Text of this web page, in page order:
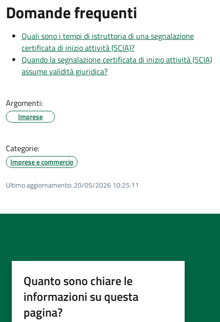
Domande frequenti
Quali sono i tempi di istruttoria di una segnalazione
certificata di inizio attività (SCIA)?
Quando la segnalazione certificata di inizio attività (SCIA)
assume validità giuridica?
Argomenti:
Imprese
Categorie:
Imprese e commercio
Ultimo aggiornamento: 20/05/2026 10:25.11
Quanto sono chiare le
informazioni su questa
pagina?